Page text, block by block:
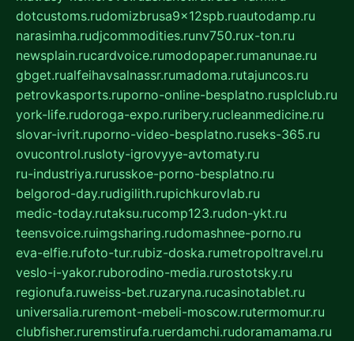
dotcustoms.rudomizbrusa9x12spb.ruautodamp.ru
narasimha.rudjcommodities.runv750.rux-ton.ru
newsplain.rucardvoice.rumodopaper.rumanunae.ru
gbget.rualfeihavsalnassr.rumadoma.rutajuncos.ru
petrovkasports.ruporno-online-besplatno.rusplclub.ru
york-life.rudoroga-expo.ruribery.rucleanmedicine.ru
slovar-ivrit.ruporno-video-besplatno.ruseks-365.ru
ovucontrol.rusloty-igrovyye-avtomaty.ru
ru-industriya.rurusskoe-porno-besplatno.ru
belgorod-day.rudigilith.rupichkurovlab.ru
medic-today.rutaksu.rucomp123.rudon-ykt.ru
teensvoice.ruimgsharing.rudomashnee-porno.ru
eva-elfie.rufoto-tur.rubiz-doska.rumetropoltravel.ru
veslo-i-yakor.ruborodino-media.rurostotsky.ru
regionufa.ruweiss-bet.ruzaryna.rucasinotablet.ru
universalia.ruremont-mebeli-moscow.rutermomur.ru
clubfisher.ruremstirufa.ruerdamchi.rudoramamama.ru